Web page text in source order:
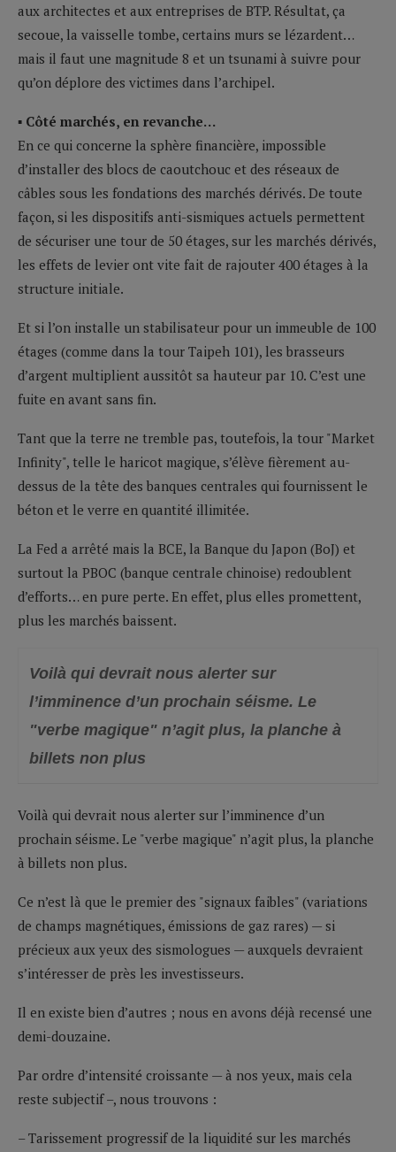
aux architectes et aux entreprises de BTP. Résultat, ça
secoue, la vaisselle tombe, certains murs se lézardent…
mais il faut une magnitude 8 et un tsunami à suivre pour
qu’on déplore des victimes dans l’archipel.
▪ Côté marchés, en revanche…
En ce qui concerne la sphère financière, impossible
d’installer des blocs de caoutchouc et des réseaux de
câbles sous les fondations des marchés dérivés. De toute
façon, si les dispositifs anti-sismiques actuels permettent
de sécuriser une tour de 50 étages, sur les marchés dérivés,
les effets de levier ont vite fait de rajouter 400 étages à la
structure initiale.
Et si l’on installe un stabilisateur pour un immeuble de 100
étages (comme dans la tour Taipeh 101), les brasseurs
d’argent multiplient aussitôt sa hauteur par 10. C’est une
fuite en avant sans fin.
Tant que la terre ne tremble pas, toutefois, la tour "Market
Infinity", telle le haricot magique, s’élève fièrement au-
dessus de la tête des banques centrales qui fournissent le
béton et le verre en quantité illimitée.
La Fed a arrêté mais la BCE, la Banque du Japon (BoJ) et
surtout la PBOC (banque centrale chinoise) redoublent
d’efforts… en pure perte. En effet, plus elles promettent,
plus les marchés baissent.
Voilà qui devrait nous alerter sur
l’imminence d’un prochain séisme. Le
"verbe magique" n’agit plus, la planche à
billets non plus
Voilà qui devrait nous alerter sur l’imminence d’un
prochain séisme. Le "verbe magique" n’agit plus, la planche
à billets non plus.
Ce n’est là que le premier des "signaux faibles" (variations
de champs magnétiques, émissions de gaz rares) — si
précieux aux yeux des sismologues — auxquels devraient
s’intéresser de près les investisseurs.
Il en existe bien d’autres ; nous en avons déjà recensé une
demi-douzaine.
Par ordre d’intensité croissante — à nos yeux, mais cela
reste subjectif –, nous trouvons :
– Tarissement progressif de la liquidité sur les marchés